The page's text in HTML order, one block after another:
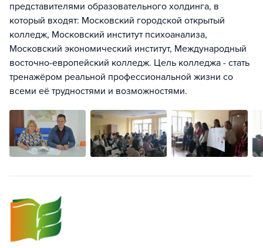
представителями образовательного холдинга, в
который входят: Московский городской открытый
колледж, Московский институт психоанализа,
Московский экономический институт, Международный
восточно-европейский колледж. Цель колледжа - стать
тренажёром реальной профессиональной жизни со
всеми её трудностями и возможностями.